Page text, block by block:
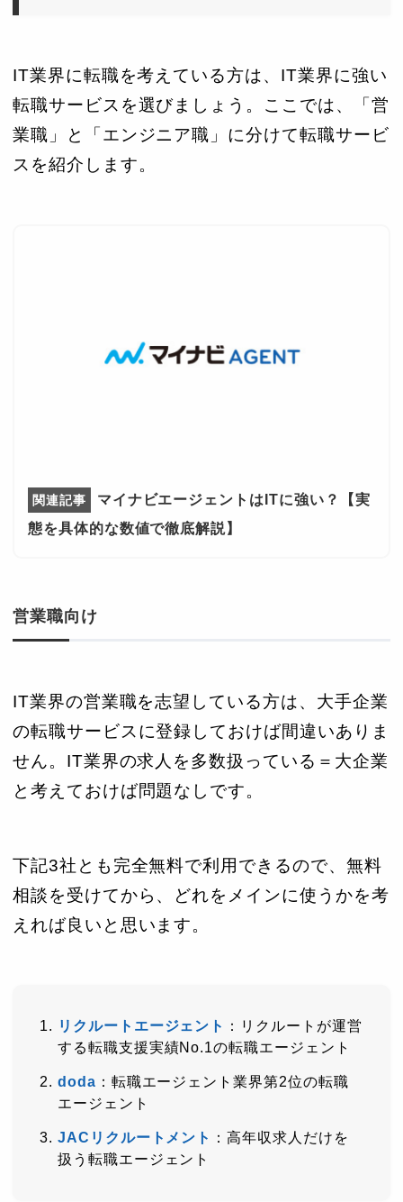
IT業界に転職を考えている方は、IT業界に強い
転職サービスを選びましょう。ここでは、「営
業職」と「エンジニア職」に分けて転職サービ
スを紹介します。
マイナビエージェントはITに強い？【実
態を具体的な数値で徹底解説】
営業職向け
IT業界の営業職を志望している方は、大手企業
の転職サービスに登録しておけば間違いありま
せん。IT業界の求人を多数扱っている＝大企業
と考えておけば問題なしです。
下記3社とも完全無料で利用できるので、無料
相談を受けてから、どれをメインに使うかを考
えれば良いと思います。
リクルートエージェント
：リクルートが運営
する転職支援実績No.1の転職エージェント
doda ：転職エージェント業界第2位の転職
エージェント
JACリクルートメント
：高年収求人だけを
扱う転職エージェント